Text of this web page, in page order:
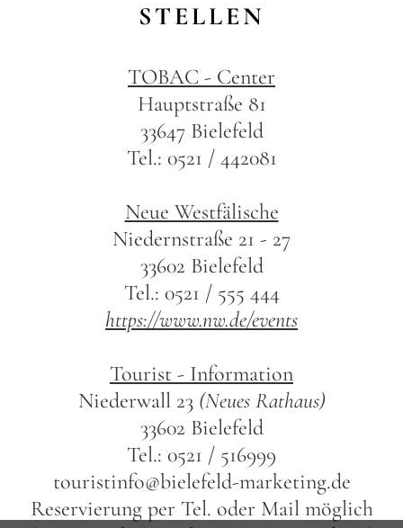
STELLEN
TOBAC - Center
Hauptstraße 81
33647 Bielefeld
Tel.: 0521 / 442081
Neue Westfälische
Niedernstraße 21 - 27
33602 Bielefeld
Tel.: 0521 / 555 444
https://www.nw.de/events
Tourist - Information
Niederwall 23 (Neues Rathaus)
33602 Bielefeld
Tel.: 0521 / 516999
touristinfo@bielefeld-marketing.de
Reservierung per Tel. oder Mail möglich